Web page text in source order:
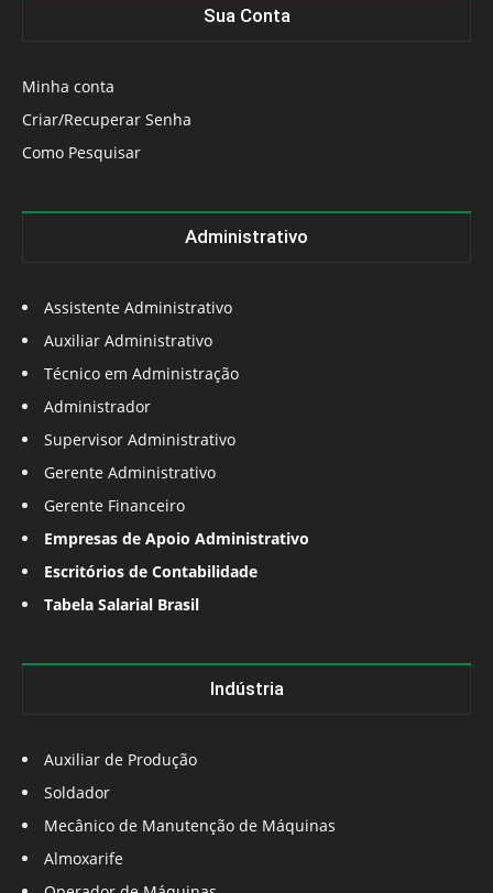
Sua Conta
Minha conta
Criar/Recuperar Senha
Como Pesquisar
Administrativo
Assistente Administrativo
Auxiliar Administrativo
Técnico em Administração
Administrador
Supervisor Administrativo
Gerente Administrativo
Gerente Financeiro
Empresas de Apoio Administrativo
Escritórios de Contabilidade
Tabela Salarial Brasil
Indústria
Auxiliar de Produção
Soldador
Mecânico de Manutenção de Máquinas
Almoxarife